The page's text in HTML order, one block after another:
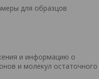
для образцов
и информацию о
и молекул остаточного